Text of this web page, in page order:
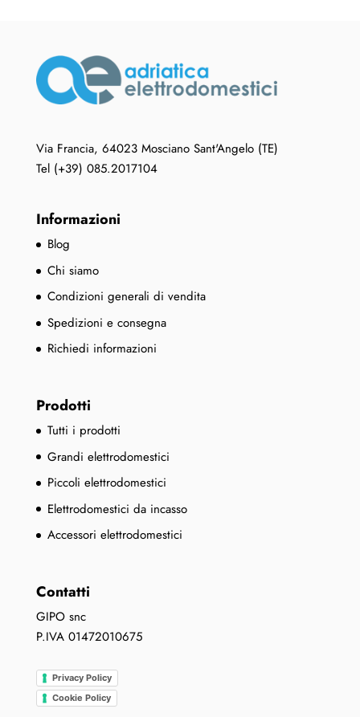
Via Francia, 64023 Mosciano Sant'Angelo (TE)
Tel (+39) 085.2017104
Informazioni
Blog
Chi siamo
Condizioni generali di vendita
Spedizioni e consegna
Richiedi informazioni
Prodotti
Tutti i prodotti
Grandi elettrodomestici
Piccoli elettrodomestici
Elettrodomestici da incasso
Accessori elettrodomestici
Contatti
GIPO snc
P.IVA 01472010675
Privacy Policy
Cookie Policy